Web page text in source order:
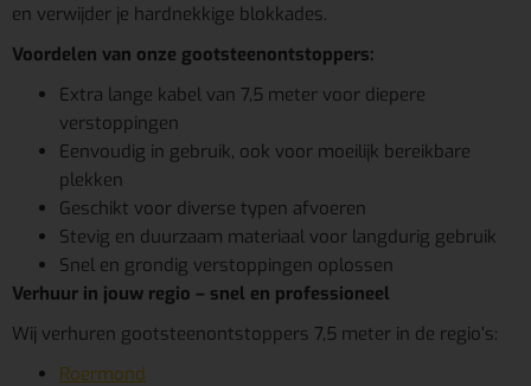
en verwijder je hardnekkige blokkades.
Voordelen van onze gootsteenontstoppers:
Extra lange kabel van 7,5 meter voor diepere
verstoppingen
Eenvoudig in gebruik, ook voor moeilijk bereikbare
plekken
Geschikt voor diverse typen afvoeren
Stevig en duurzaam materiaal voor langdurig gebruik
Snel en grondig verstoppingen oplossen
Verhuur in jouw regio – snel en professioneel
Wij verhuren gootsteenontstoppers 7,5 meter in de regio’s:
Roermond